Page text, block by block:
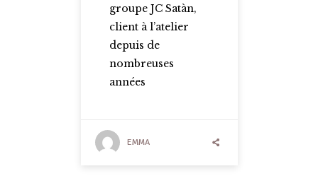
groupe JC Satàn,
client à l’atelier
depuis de
nombreuses
années
EMMA